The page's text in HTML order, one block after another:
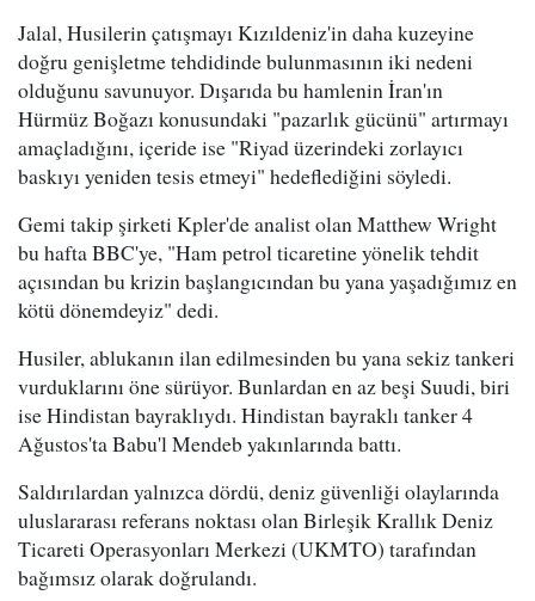
Jalal, Husilerin çatışmayı Kızıldeniz'in daha kuzeyine
doğru genişletme tehdidinde bulunmasının iki nedeni
olduğunu savunuyor. Dışarıda bu hamlenin İran'ın
Hürmüz Boğazı konusundaki "pazarlık gücünü" artırmayı
amaçladığını, içeride ise "Riyad üzerindeki zorlayıcı
baskıyı yeniden tesis etmeyi" hedeflediğini söyledi.
Gemi takip şirketi Kpler'de analist olan Matthew Wright
bu hafta BBC'ye, "Ham petrol ticaretine yönelik tehdit
açısından bu krizin başlangıcından bu yana yaşadığımız en
kötü dönemdeyiz" dedi.
Husiler, ablukanın ilan edilmesinden bu yana sekiz tankeri
vurduklarını öne sürüyor. Bunlardan en az beşi Suudi, biri
ise Hindistan bayraklıydı. Hindistan bayraklı tanker 4
Ağustos'ta Babu'l Mendeb yakınlarında battı.
Saldırılardan yalnızca dördü, deniz güvenliği olaylarında
uluslararası referans noktası olan Birleşik Krallık Deniz
Ticareti Operasyonları Merkezi (UKMTO) tarafından
bağımsız olarak doğrulandı.